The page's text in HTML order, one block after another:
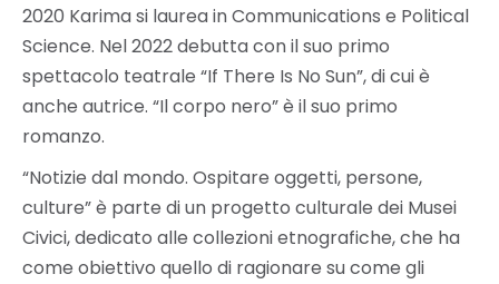
2020 Karima si laurea in Communications e Political
Science. Nel 2022 debutta con il suo primo
spettacolo teatrale “If There Is No Sun”, di cui è
anche autrice. “Il corpo nero” è il suo primo
romanzo.
“Notizie dal mondo. Ospitare oggetti, persone,
culture” è parte di un progetto culturale dei Musei
Civici, dedicato alle collezioni etnografiche, che ha
come obiettivo quello di ragionare su come gli